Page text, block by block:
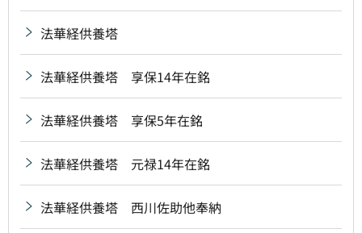
法華経供養塔
法華経供養塔 享保14年在銘
法華経供養塔 享保5年在銘
法華経供養塔 元禄14年在銘
法華経供養塔 西川佐助他奉納